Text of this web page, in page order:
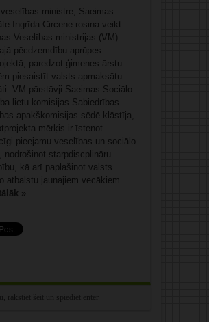
ministre, Saeimas
Ingrīda Circene rosina veikt
Veselības ministrijas (VM)
pēcdzemdību aprūpes
paredzot ģimenes ārstu
piesaistīt valsts apmaksātu
VM pārstāvji Saeimas Sociālo
lietu komisijas Sabiedrības
apakškomisijas sēdē klāstīja,
mērķis ir īstenot
pieejamu veselības un sociālo
nodrošinot starpdiscplināru
kā arī paplašinot valsts
atbalstu jaunajiem vecākiem ...
»